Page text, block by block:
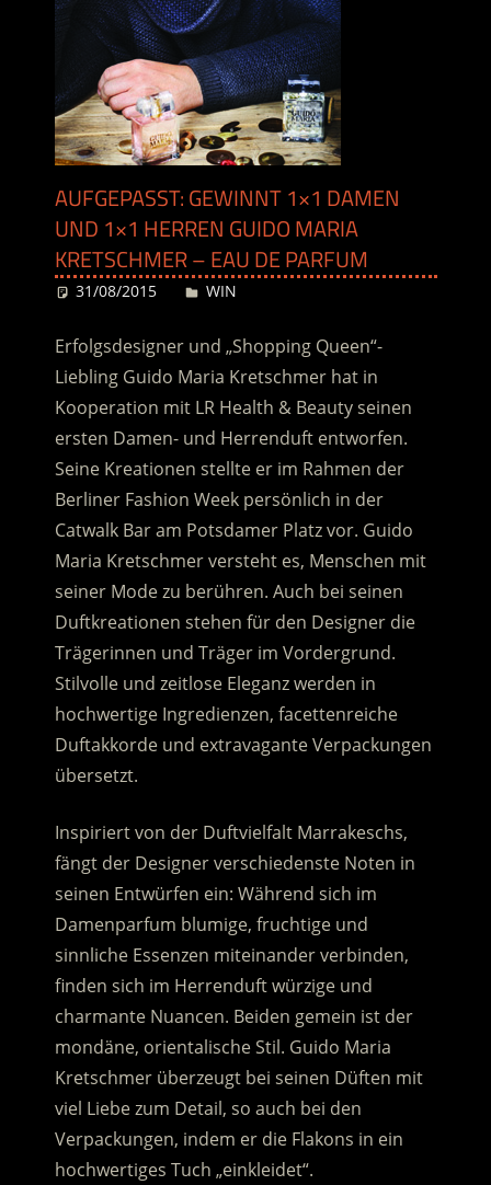
AUFGEPASST: GEWINNT 1×1 DAMEN
UND 1×1 HERREN GUIDO MARIA
KRETSCHMER – EAU DE PARFUM
31/08/2015 Desiree
WIN
Erfolgsdesigner und „Shopping Queen“-
Liebling Guido Maria Kretschmer hat in
Kooperation mit LR Health & Beauty seinen
ersten Damen- und Herrenduft entworfen.
Seine Kreationen stellte er im Rahmen der
Berliner Fashion Week persönlich in der
Catwalk Bar am Potsdamer Platz vor. Guido
Maria Kretschmer versteht es, Menschen mit
seiner Mode zu berühren. Auch bei seinen
Duftkreationen stehen für den Designer die
Trägerinnen und Träger im Vordergrund.
Stilvolle und zeitlose Eleganz werden in
hochwertige Ingredienzen, facettenreiche
Duftakkorde und extravagante Verpackungen
übersetzt.
Inspiriert von der Duftvielfalt Marrakeschs,
fängt der Designer verschiedenste Noten in
seinen Entwürfen ein: Während sich im
Damenparfum blumige, fruchtige und
sinnliche Essenzen miteinander verbinden,
finden sich im Herrenduft würzige und
charmante Nuancen. Beiden gemein ist der
mondäne, orientalische Stil. Guido Maria
Kretschmer überzeugt bei seinen Düften mit
viel Liebe zum Detail, so auch bei den
Verpackungen, indem er die Flakons in ein
hochwertiges Tuch „einkleidet“.